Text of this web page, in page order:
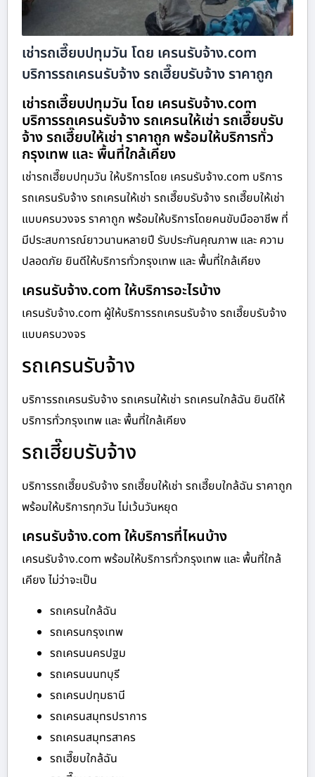
เช่ารถเฮี๊ยบปทุมวัน โดย เครนรับจ้าง.com
บริการรถเครนรับจ้าง รถเฮี๊ยบรับจ้าง ราคาถูก
เช่ารถเฮี๊ยบปทุมวัน โดย เครนรับจ้าง.com
บริการรถเครนรับจ้าง รถเครนให้เช่า รถเฮี๊ยบรับ
จ้าง รถเฮี๊ยบให้เช่า ราคาถูก พร้อมให้บริการทั่ว
กรุงเทพ และ พื้นที่ใกล้เคียง
เช่ารถเฮี๊ยบปทุมวัน ให้บริการโดย เครนรับจ้าง.com บริการ
รถเครนรับจ้าง รถเครนให้เช่า รถเฮี๊ยบรับจ้าง รถเฮี๊ยบให้เช่า
แบบครบวงจร ราคาถูก พร้อมให้บริการโดยคนขับมืออาชีพ ที่
มีประสบการณ์ยาวนานหลายปี รับประกันคุณภาพ และ ความ
ปลอดภัย ยินดีให้บริการทั่วกรุงเทพ และ พื้นที่ใกล้เคียง
เครนรับจ้าง.com ให้บริการอะไรบ้าง
เครนรับจ้าง.com ผู้ให้บริการรถเครนรับจ้าง รถเฮี๊ยบรับจ้าง
แบบครบวงจร
รถเครนรับจ้าง
บริการรถเครนรับจ้าง รถเครนให้เช่า รถเครนใกล้ฉัน ยินดีให้
บริการทั่วกรุงเทพ และ พื้นที่ใกล้เคียง
รถเฮี๊ยบรับจ้าง
บริการรถเฮี๊ยบรับจ้าง รถเฮี๊ยบให้เช่า รถเฮี๊ยบใกล้ฉัน ราคาถูก
พร้อมให้บริการทุกวัน ไม่เว้นวันหยุด
เครนรับจ้าง.com ให้บริการที่ไหนบ้าง
เครนรับจ้าง.com พร้อมให้บริการทั่วกรุงเทพ และ พื้นที่ใกล้
เคียง ไม่ว่าจะเป็น
รถเครนใกล้ฉัน
รถเครนกรุงเทพ
รถเครนนครปฐม
รถเครนนนทบุรี
รถเครนปทุมธานี
รถเครนสมุทรปราการ
รถเครนสมุทรสาคร
รถเฮี๊ยบใกล้ฉัน